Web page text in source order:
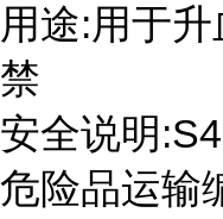
用途:用于
禁
安全说明
危险品运输